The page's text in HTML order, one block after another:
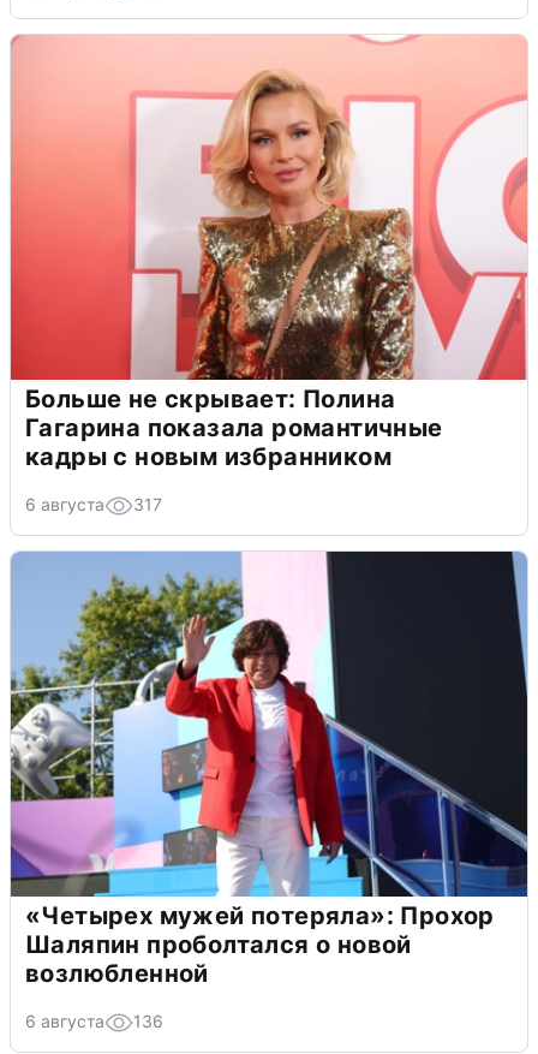
Больше не скрывает: Полина
Гагарина показала романтичные
кадры с новым избранником
6 августа 317
«Четырех мужей потеряла»: Прохор
Шаляпин проболтался о новой
возлюбленной
6 августа 136